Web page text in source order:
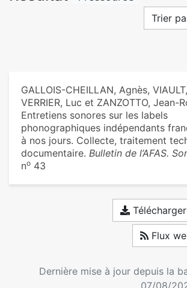
Trier
GALLOIS-CHEILLAN, Agnès,
VERRIER, Luc et ZANZOTTO, Jean-
Entretiens sonores sur les labels
phonographiques indépendants
à nos jours. Collecte, traitement
documentaire. Bulletin de l’AFAS.
no 43
Flux
Dernière mise à jour depuis la